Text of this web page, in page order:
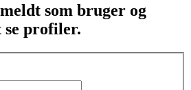
som bruger og
se profiler.